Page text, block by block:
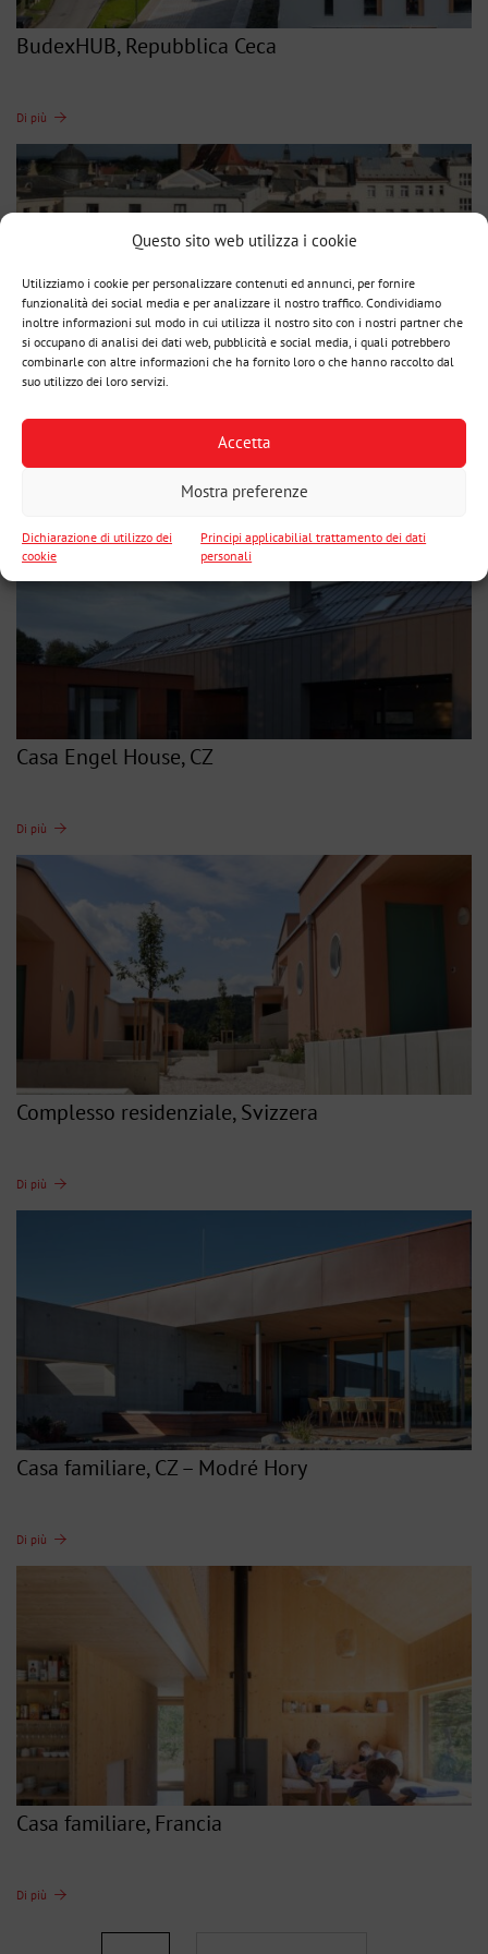
Questo sito web utilizza i cookie
Utilizziamo i cookie per personalizzare contenuti ed annunci, per fornire
funzionalità dei social media e per analizzare il nostro traffico. Condividiamo
inoltre informazioni sul modo in cui utilizza il nostro sito con i nostri partner che
si occupano di analisi dei dati web, pubblicità e social media, i quali potrebbero
combinarle con altre informazioni che ha fornito loro o che hanno raccolto dal
suo utilizzo dei loro servizi.
Accetta
Mostra preferenze
Dichiarazione di utilizzo dei
cookie
Principi applicabilial trattamento dei dati
personali
BudexHUB, Repubblica Ceca
Di più
Di più
Casa Engel House, CZ
Di più
Complesso residenziale, Svizzera
Di più
Casa familiare, CZ – Modré Hory
Di più
Casa familiare, Francia
Di più